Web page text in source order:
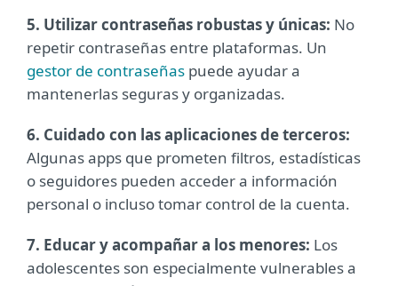
5. Utilizar contraseñas robustas y únicas: No
repetir contraseñas entre plataformas. Un
gestor de contraseñas puede ayudar a
mantenerlas seguras y organizadas.
6. Cuidado con las aplicaciones de terceros:
Algunas apps que prometen filtros, estadísticas
o seguidores pueden acceder a información
personal o incluso tomar control de la cuenta.
7. Educar y acompañar a los menores: Los
adolescentes son especialmente vulnerables a